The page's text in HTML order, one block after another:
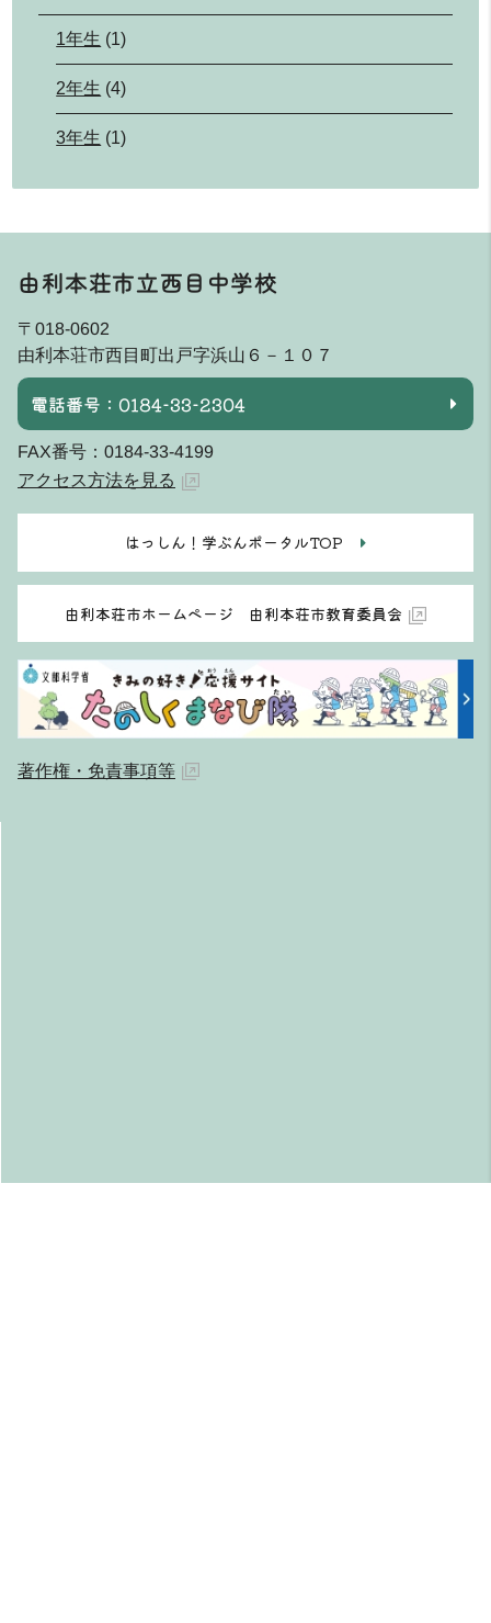
1年生 (1)
2年生 (4)
3年生 (1)
由利本荘市立西目中学校
〒018-0602
由利本荘市西目町出戸字浜山６－１０７
電話番号：0184-33-2304
FAX番号：0184-33-4199
アクセス方法を見る
はっしん！学ぶんポータルTOP
由利本荘市ホームページ 由利本荘市教育委員会
著作権・免責事項等